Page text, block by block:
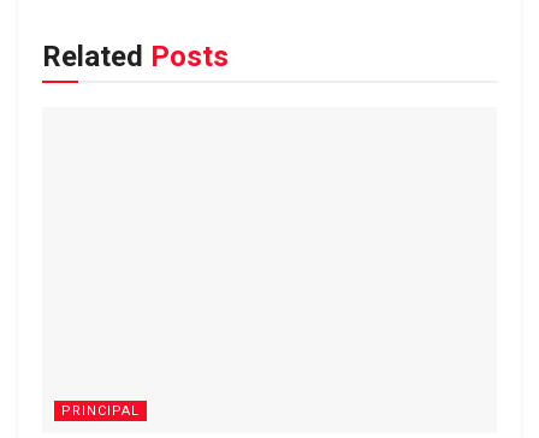
Related Posts
PRINCIPAL